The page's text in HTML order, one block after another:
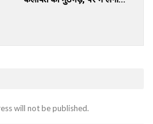
will not be published.